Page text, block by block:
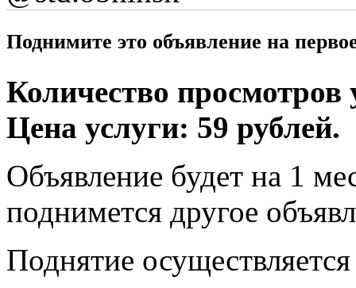
Поднимите это объявление на
Количество просмотров
Цена услуги: 59 рублей.
Объявление будет на 1
поднимется другое
Поднятие